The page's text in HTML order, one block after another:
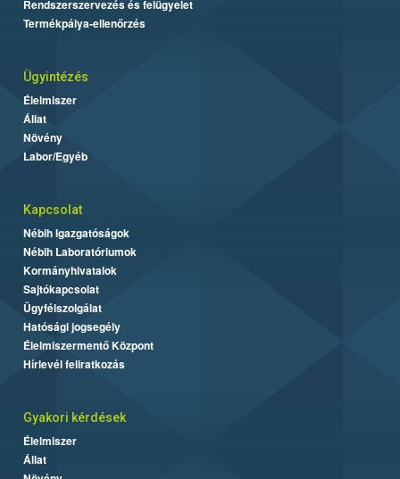
Rendszerszervezés és felügyelet
Termékpálya-ellenőrzés
Ügyintézés
Élelmiszer
Állat
Növény
Labor/Egyéb
Kapcsolat
Nébih Igazgatóságok
Nébih Laboratóriumok
Kormányhivatalok
Sajtókapcsolat
Ügyfélszolgálat
Hatósági jogsegély
Élelmiszermentő Központ
Hírlevél feliratkozás
Gyakori kérdések
Élelmiszer
Állat